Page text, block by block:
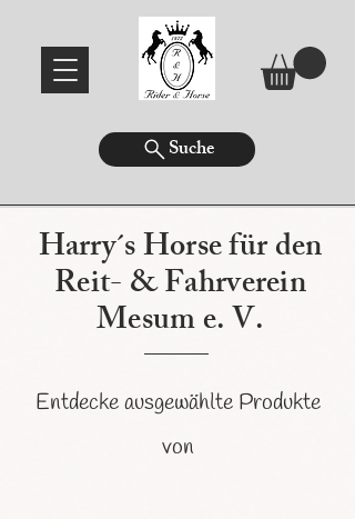
Suche
Harry´s Horse für den
Reit- & Fahrverein
Mesum e. V.
Entdecke ausgewählte Produkte
von